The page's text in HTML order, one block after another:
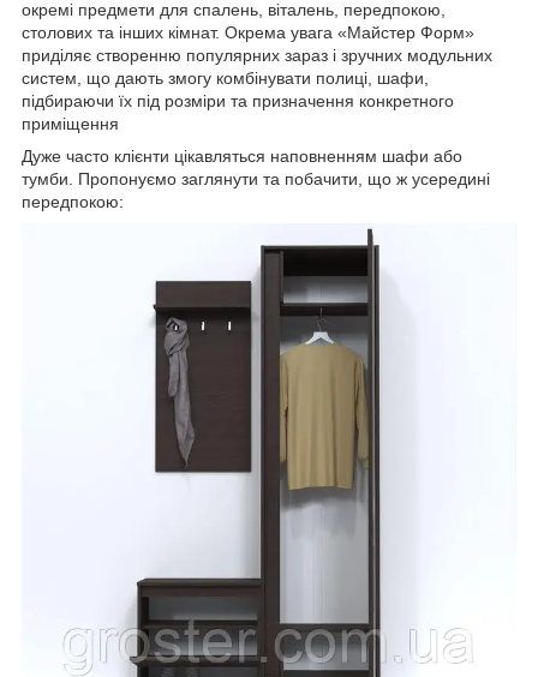
окремі предмети для спалень, віталень, передпокою,
столових та інших кімнат. Окрема увага «Майстер Форм»
приділяє створенню популярних зараз і зручних модульних
систем, що дають змогу комбінувати полиці, шафи,
підбираючи їх під розміри та призначення конкретного
приміщення
Дуже часто клієнти цікавляться наповненням шафи або
тумби. Пропонуємо заглянути та побачити, що ж усередині
передпокою: